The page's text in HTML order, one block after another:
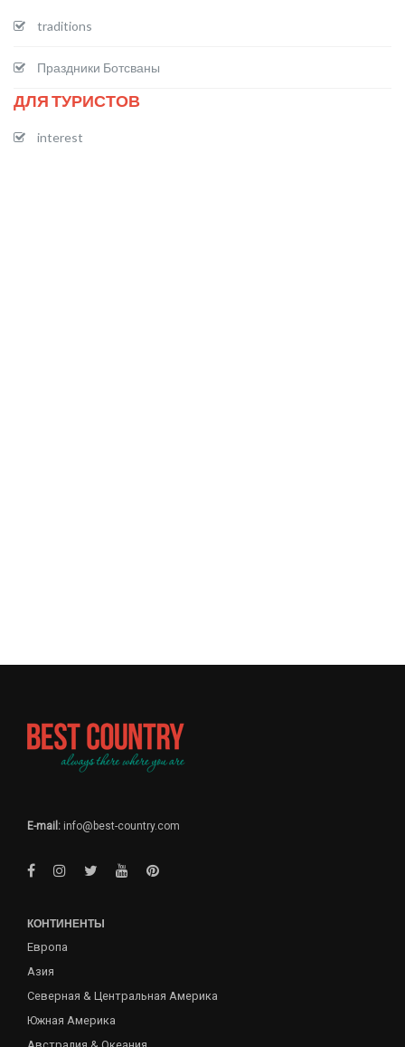
traditions
Праздники Ботсваны
ДЛЯ ТУРИСТОВ
interest
E-mail: info@best-country.com
КОНТИНЕНТЫ
Европа
Азия
Северная & Центральная Америка
Южная Америка